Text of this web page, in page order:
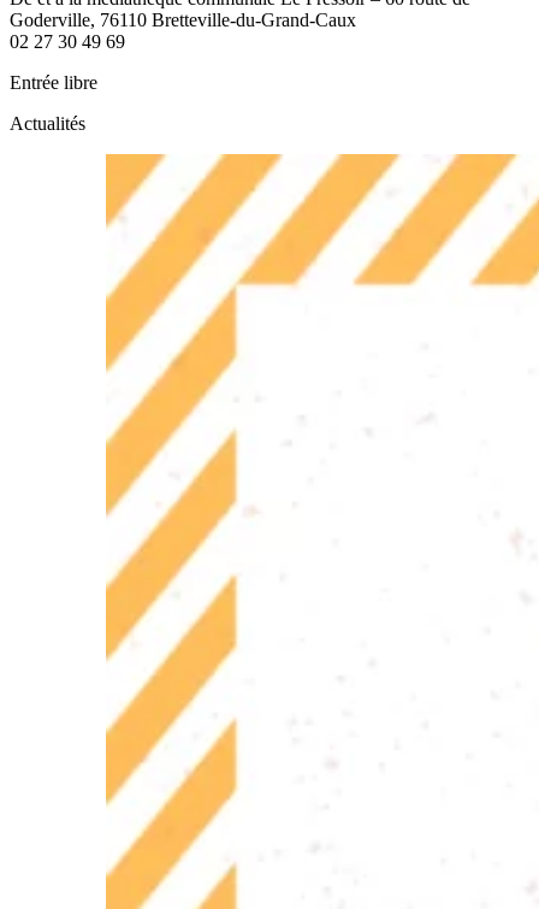
Goderville, 76110 Bretteville-du-Grand-Caux
02 27 30 49 69
Entrée libre
Actualités